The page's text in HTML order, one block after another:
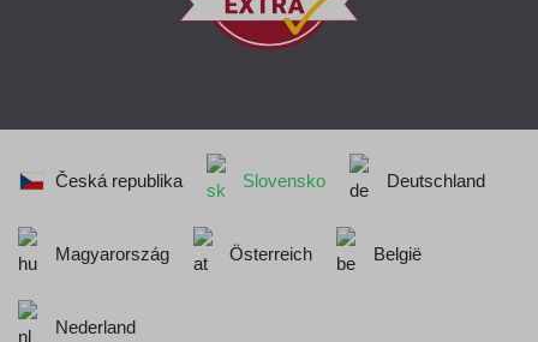
Česká republika Slovensko Deutschland
Magyarország Österreich België
Nederland